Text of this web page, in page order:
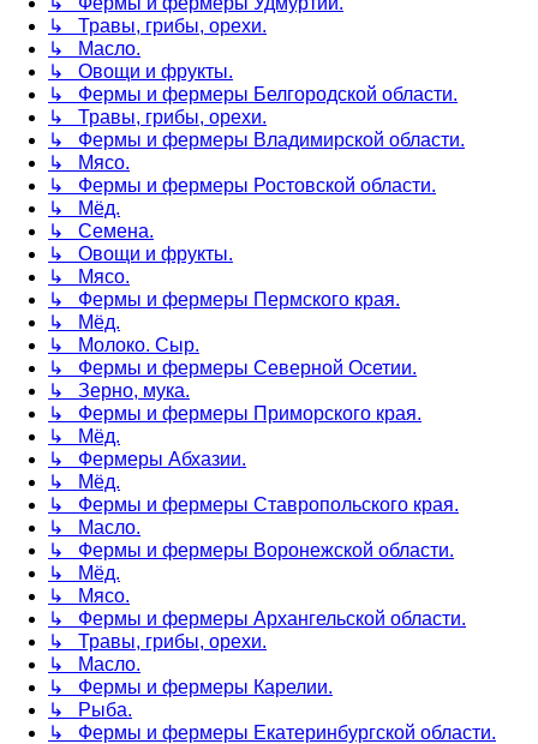
↳ Травы, грибы, орехи.
↳ Масло.
↳ Овощи и фрукты.
↳ Фермы и фермеры Белгородской области.
↳ Травы, грибы, орехи.
↳ Фермы и фермеры Владимирской области.
↳ Мясо.
↳ Фермы и фермеры Ростовской области.
↳ Мёд.
↳ Семена.
↳ Овощи и фрукты.
↳ Мясо.
↳ Фермы и фермеры Пермского края.
↳ Мёд.
↳ Молоко. Сыр.
↳ Фермы и фермеры Северной Осетии.
↳ Зерно, мука.
↳ Фермы и фермеры Приморского края.
↳ Мёд.
↳ Фермеры Абхазии.
↳ Мёд.
↳ Фермы и фермеры Ставропольского края.
↳ Масло.
↳ Фермы и фермеры Воронежской области.
↳ Мёд.
↳ Мясо.
↳ Фермы и фермеры Архангельской области.
↳ Травы, грибы, орехи.
↳ Масло.
↳ Фермы и фермеры Карелии.
↳ Рыба.
↳ Фермы и фермеры Екатеринбургской области.